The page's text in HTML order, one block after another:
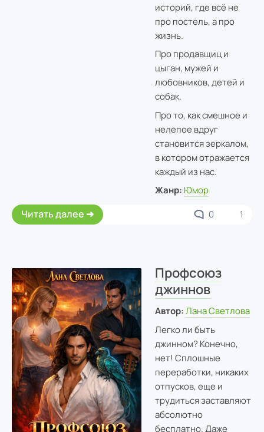
историй, где всё не
про постель, а про
жизнь.
Про продавщиц и
цыган, мужей и
любовников, детей и
собак.
Про то, как смешное и
нелепое вдруг
становится зеркалом,
в котором отражается
каждый из нас.
Жанр: Юмор
Читать далее 0 1
Профсоюз
джиннов
Автор: Лана Светлова
Легко ли быть
джинном? Конечно,
нет! Сплошные
переработки, никаких
отпусков, еще и
трудиться заставляют
абсолютно
бесплатно. Даже